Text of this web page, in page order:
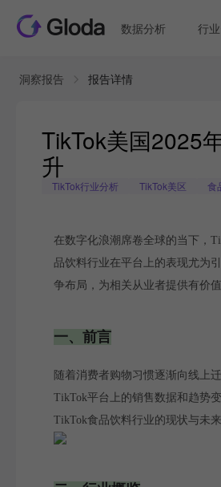
数据分析 行
洞察报告 报告详情
TikTok美国2025
升
TikTok行业分析 TikTok美区 食
在数字化浪潮席卷全球的当下，
品饮料行业在平台上的表现尤为
争布局，为相关从业者提供有价值
一、前言
随着消费者购物习惯逐渐向线上
TikTok平台上的销售数据和趋势
TikTok食品饮料行业的现状与未来